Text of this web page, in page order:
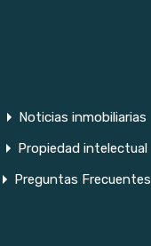
Noticias inmobiliarias
Propiedad intelectual
Preguntas Frecuentes